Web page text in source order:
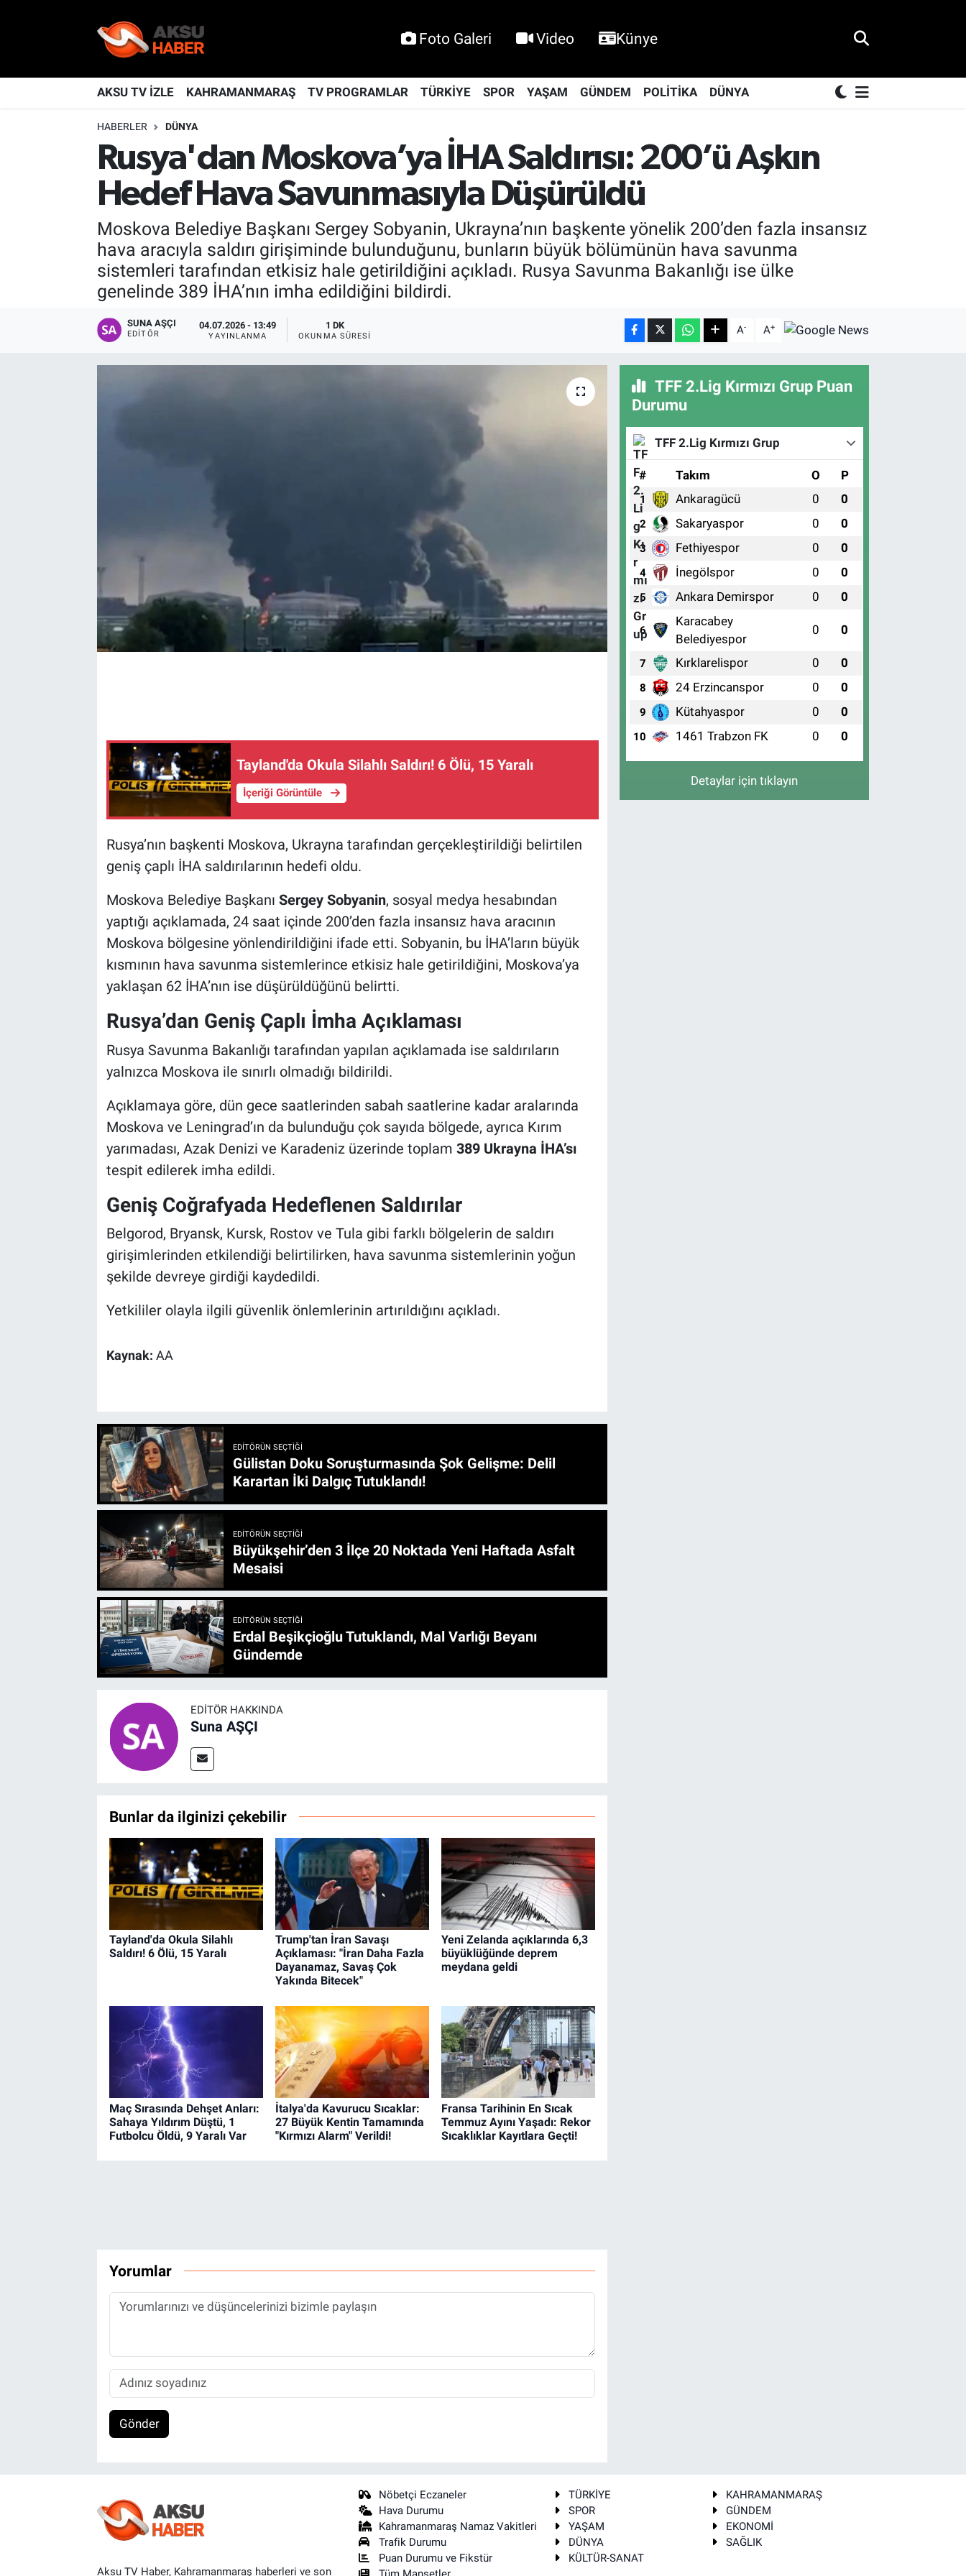
Foto Galeri Video Künye
AKSU TV İZLE KAHRAMANMARAŞ TV PROGRAMLAR TÜRKİYE SPOR YAŞAM GÜNDEM POLİTİKA DÜNYA
HABERLER DÜNYA
Rusya'dan Moskova’ya İHA Saldırısı: 200’ü Aşkın
Hedef Hava Savunmasıyla Düşürüldü
Moskova Belediye Başkanı Sergey Sobyanin, Ukrayna’nın başkente yönelik 200’den fazla insansız
hava aracıyla saldırı girişiminde bulunduğunu, bunların büyük bölümünün hava savunma
sistemleri tarafından etkisiz hale getirildiğini açıkladı. Rusya Savunma Bakanlığı ise ülke
genelinde 389 İHA’nın imha edildiğini bildirdi.
SUNA AŞÇI
EDITÖR
04.07.2026 - 13:49
YAYINLANMA
1 DK
OKUNMA SÜRESI A- A+
Tayland'da Okula Silahlı Saldırı! 6 Ölü, 15 Yaralı
İçeriği Görüntüle
Rusya’nın başkenti Moskova, Ukrayna tarafından gerçekleştirildiği belirtilen
geniş çaplı İHA saldırılarının hedefi oldu.
Moskova Belediye Başkanı Sergey Sobyanin, sosyal medya hesabından
yaptığı açıklamada, 24 saat içinde 200’den fazla insansız hava aracının
Moskova bölgesine yönlendirildiğini ifade etti. Sobyanin, bu İHA’ların büyük
kısmının hava savunma sistemlerince etkisiz hale getirildiğini, Moskova’ya
yaklaşan 62 İHA’nın ise düşürüldüğünü belirtti.
Rusya’dan Geniş Çaplı İmha Açıklaması
Rusya Savunma Bakanlığı tarafından yapılan açıklamada ise saldırıların
yalnızca Moskova ile sınırlı olmadığı bildirildi.
Açıklamaya göre, dün gece saatlerinden sabah saatlerine kadar aralarında
Moskova ve Leningrad’ın da bulunduğu çok sayıda bölgede, ayrıca Kırım
yarımadası, Azak Denizi ve Karadeniz üzerinde toplam 389 Ukrayna İHA’sı
tespit edilerek imha edildi.
Geniş Coğrafyada Hedeflenen Saldırılar
Belgorod, Bryansk, Kursk, Rostov ve Tula gibi farklı bölgelerin de saldırı
girişimlerinden etkilendiği belirtilirken, hava savunma sistemlerinin yoğun
şekilde devreye girdiği kaydedildi.
Yetkililer olayla ilgili güvenlik önlemlerinin artırıldığını açıkladı.
Kaynak: AA
EDITÖRÜN SEÇTIĞI
Gülistan Doku Soruşturmasında Şok Gelişme: Delil
Karartan İki Dalgıç Tutuklandı!
EDITÖRÜN SEÇTIĞI
Büyükşehir’den 3 İlçe 20 Noktada Yeni Haftada Asfalt
Mesaisi
EDITÖRÜN SEÇTIĞI
Erdal Beşikçioğlu Tutuklandı, Mal Varlığı Beyanı
Gündemde
EDITÖR HAKKINDA
Suna AŞÇI
Bunlar da ilginizi çekebilir
Tayland'da Okula Silahlı
Saldırı! 6 Ölü, 15 Yaralı
Trump'tan İran Savaşı
Açıklaması: "İran Daha Fazla
Dayanamaz, Savaş Çok
Yakında Bitecek"
Yeni Zelanda açıklarında 6,3
büyüklüğünde deprem
meydana geldi
Maç Sırasında Dehşet Anları:
Sahaya Yıldırım Düştü, 1
Futbolcu Öldü, 9 Yaralı Var
İtalya'da Kavurucu Sıcaklar:
27 Büyük Kentin Tamamında
"Kırmızı Alarm" Verildi!
Fransa Tarihinin En Sıcak
Temmuz Ayını Yaşadı: Rekor
Sıcaklıklar Kayıtlara Geçti!
Yorumlar
Gönder
TFF 2.Lig Kırmızı Grup Puan
Durumu
TFF 2.Lig Kırmızı Grup
# Takım O P
1 Ankaragücü 0 0
2 Sakaryaspor 0 0
3 Fethiyespor 0 0
4 İnegölspor 0 0
5 Ankara Demirspor 0 0
6
Karacabey
Belediyespor
0 0
7 Kırklarelispor 0 0
8 24 Erzincanspor 0 0
9 Kütahyaspor 0 0
10 1461 Trabzon FK 0 0
Detaylar için tıklayın
Aksu TV Haber, Kahramanmaraş haberleri ve son
Nöbetçi Eczaneler
Hava Durumu
Kahramanmaraş Namaz Vakitleri
Trafik Durumu
Puan Durumu ve Fikstür
TÜRKİYE
KAHRAMANMARAŞ
SPOR
GÜNDEM
YAŞAM
EKONOMİ
DÜNYA
SAĞLIK
KÜLTÜR-SANAT
KAHRAMANMARAŞ
Nöbetçi Eczaneler
Hava Durumu
Kahramanmaraş Namaz Vakitleri
Trafik Durumu
TFF 2.Lig Kırmızı Grup Puan Durumu ve Fikstür
Tüm Manşetler
Son Dakika Haberleri